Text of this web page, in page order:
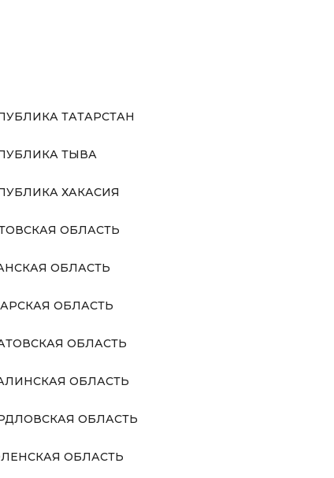
ТАТАРСТАН
ТЫВА
ХАКАСИЯ
ОБЛАСТЬ
ОБЛАСТЬ
ОБЛАСТЬ
ОБЛАСТЬ
ОБЛАСТЬ
ОБЛАСТЬ
ОБЛАСТЬ